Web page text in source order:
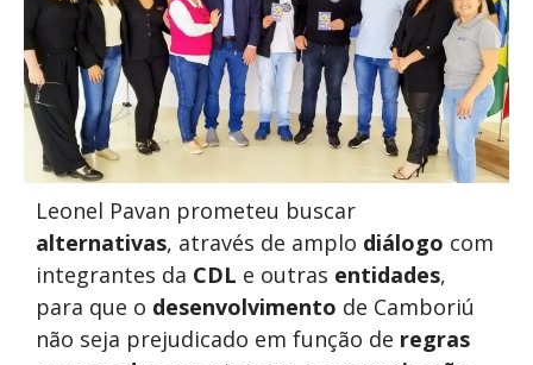
Leonel Pavan prometeu buscar
alternativas, através de amplo diálogo com
integrantes da CDL e outras entidades,
para que o desenvolvimento de Camboriú
não seja prejudicado em função de regras